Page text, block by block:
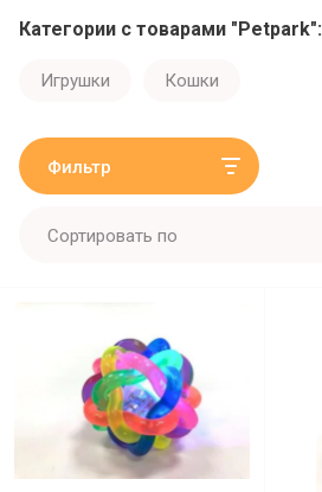
Категории с товарами "Petpark":
Игрушки Кошки
Фильтр
Сортировать по